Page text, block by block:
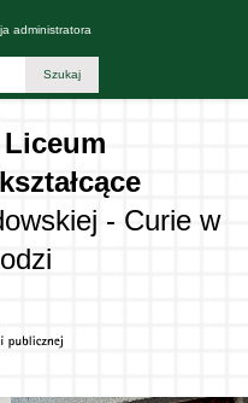
administratora
Liceum
- Curie w